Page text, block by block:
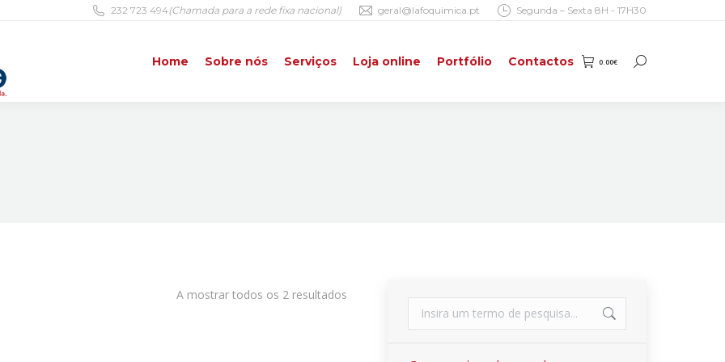
232 723 494(Chamada para a rede fixa nacional) geral@lafoquimica.pt Segunda – Sexta 8H - 17H30
Home Sobre nós Serviços Loja online Portfólio Contactos 0.00€ Search:
A mostrar todos os 2 resultados
Search: